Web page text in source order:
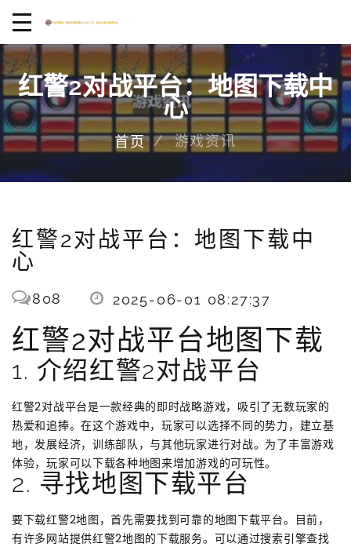
红警2对战平台：地图下载中
心
首页 游戏资讯
红警2对战平台：地图下载中
心
808 2025-06-01 08:27:37
红警2对战平台地图下载
1. 介绍红警2对战平台
红警2对战平台是一款经典的即时战略游戏，吸引了无数玩家的
热爱和追捧。在这个游戏中，玩家可以选择不同的势力，建立基
地，发展经济，训练部队，与其他玩家进行对战。为了丰富游戏
体验，玩家可以下载各种地图来增加游戏的可玩性。
2. 寻找地图下载平台
要下载红警2地图，首先需要找到可靠的地图下载平台。目前，
有许多网站提供红警2地图的下载服务。可以通过搜索引擎查找